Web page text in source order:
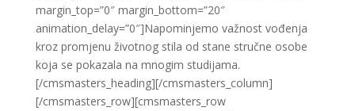
margin_top=”0″ margin_bottom=”20″
animation_delay=”0″]Napominjemo važnost vođenja
kroz promjenu životnog stila od stane stručne osobe
koja se pokazala na mnogim studijama.
[/cmsmasters_heading][/cmsmasters_column]
[/cmsmasters_row][cmsmasters_row